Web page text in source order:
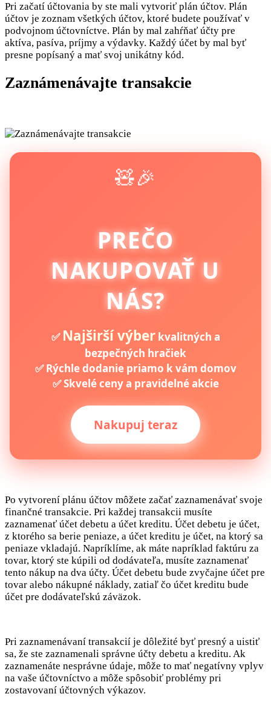
Pri začatí účtovania by ste mali vytvoriť plán účtov. Plán
účtov je zoznam všetkých účtov, ktoré budete používať v
podvojnom účtovníctve. Plán by mal zahŕňať účty pre
aktíva, pasíva, príjmy a výdavky. Každý účet by mal byť
presne popísaný a mať svoj unikátny kód.
Zaznámenávajte transakcie
🧸🎉
PREČO
NAKUPOVAŤ U
NÁS?
✅ Najširší výberkvalitných a
bezpečných hračiek
✅ Rýchle dodanie priamo k vám domov
✅ Skvelé ceny a pravidelné akcie
Nakupuj teraz
Po vytvorení plánu účtov môžete začať zaznamenávať svoje
finančné transakcie. Pri každej transakcii musíte
zaznamenať účet debetu a účet kreditu. Účet debetu je účet,
z ktorého sa berie peniaze, a účet kreditu je účet, na ktorý sa
peniaze vkladajú. Napríklíme, ak máte napríklad faktúru za
tovar, ktorý ste kúpili od dodávateľa, musíte zaznamenať
tento nákup na dva účty. Účet debetu bude zvyčajne účet pre
tovar alebo nákupné náklady, zatiaľ čo účet kreditu bude
účet pre dodávateľskú záväzok.
Pri zaznamenávaní transakcií je dôležité byť presný a uistiť
sa, že ste zaznamenali správne účty debetu a kreditu. Ak
zaznamenáte nesprávne údaje, môže to mať negatívny vplyv
na vaše účtovníctvo a môže spôsobiť problémy pri
zostavovaní účtovných výkazov.